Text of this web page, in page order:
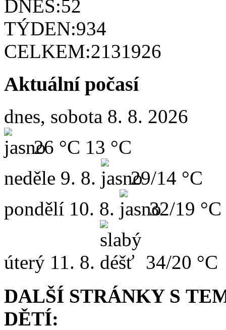
DNES:52
TÝDEN:934
CELKEM:2131926
Aktuální počasí
dnes, sobota 8. 8. 2026
26 °C 13 °C
neděle 9. 8.
29/14 °C
pondělí 10. 8. 32/19 °C
úterý 11. 8.
34/20 °C
DALŠÍ STRÁNKY S
DĚTÍ: